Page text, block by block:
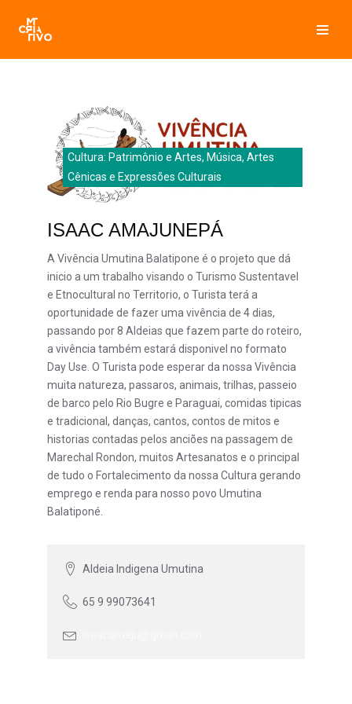
Pular
para
Cultura: Patrimônio e Artes, Música, Artes
Cênicas e Expressões Culturais
ISAAC AMAJUNEPÁ
A Vivência Umutina Balatipone é o projeto que dá
inicio a um trabalho visando o Turismo Sustentavel
e Etnocultural no Territorio, o Turista terá a
oportunidade de fazer uma vivência de 4 dias,
passando por 8 Aldeias que fazem parte do roteiro,
a vivência também estará disponivel no formato
Day Use. O Turista pode esperar da nossa Vivência
muita natureza, passaros, animais, trilhas, passeio
de barco pelo Rio Bugre e Paraguai, comidas tipicas
e tradicional, danças, cantos, contos de mitos e
historias contadas pelos anciões na passagem de
Marechal Rondon, muitos Artesanatos e o principal
de tudo o Fortalecimento da nossa Cultura gerando
emprego e renda para nosso povo Umutina
Balatiponé.
Aldeia Indigena Umutina
65 9 99073641